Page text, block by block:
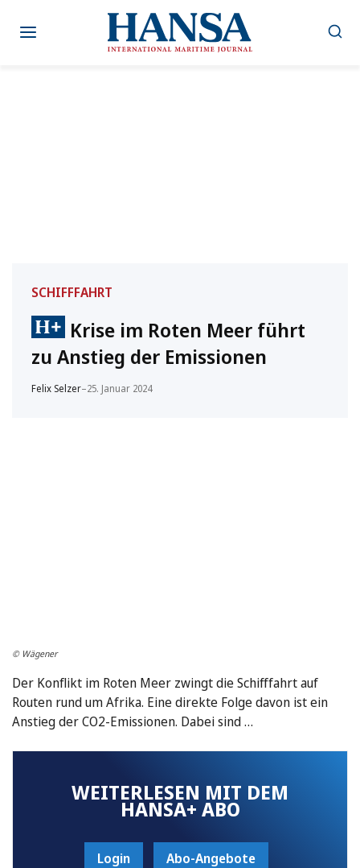
Inhalt
SCHIFFFAHRT
Krise im Roten Meer führt
zu Anstieg der Emissionen
Felix Selzer–25. Januar 2024
© Wägener
Der Konflikt im Roten Meer zwingt die Schifffahrt auf
Routen rund um Afrika. Eine direkte Folge davon ist ein
Anstieg der CO2-Emissionen. Dabei sind …
WEITERLESEN MIT DEM
HANSA+ ABO
Login Abo-Angebote